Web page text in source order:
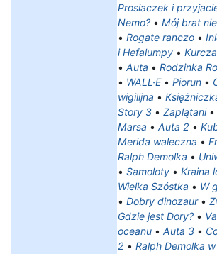
Prosiaczek i
Nemo? • Mój brat
• Rogate ranczo •
i Hefalumpy •
• Auta • Rodzinka
• WALL·E• Piorun •
wigilijna •
Story 3 • Zaplątani•
Marsa • Auta 2 •
Merida waleczna •
Ralph Demolka •
• Samoloty • Kraina
Wielka Szóstka • W
• Dobry dinozaur•
Gdzie jest Dory? •
oceanu • Auta 3 •
2 • Ralph Demolka